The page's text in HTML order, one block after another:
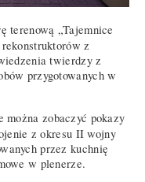
terenową „Tajemnice
z
twierdzy z
przygotowanych w
zobaczyć pokazy
z okresu II wojny
przez kuchnię
w plenerze.